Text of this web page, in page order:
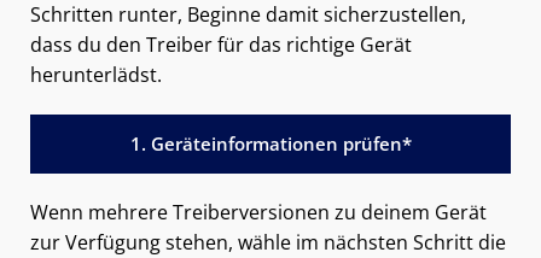
Schritten runter, Beginne damit sicherzustellen,
dass du den Treiber für das richtige Gerät
herunterlädst.
1. Geräteinformationen prüfen*
Wenn mehrere Treiberversionen zu deinem Gerät
zur Verfügung stehen, wähle im nächsten Schritt die